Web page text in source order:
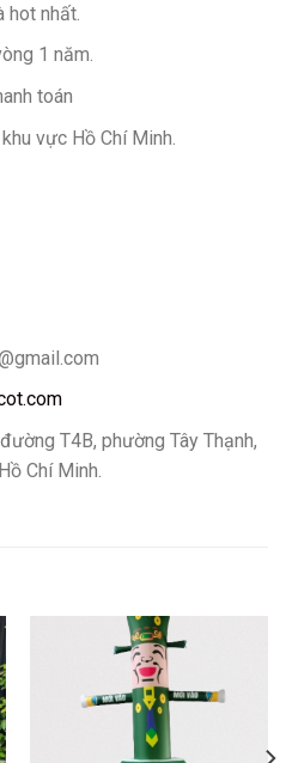
hot nhất.
1 năm.
toán
vực Hồ Chí Minh.
T4B, phường Tây Thạnh,
Chí Minh.